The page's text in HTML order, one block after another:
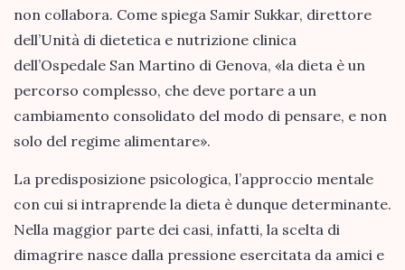
non collabora. Come spiega Samir Sukkar, direttore
dell’Unità di dietetica e nutrizione clinica
dell’Ospedale San Martino di Genova, «la dieta è un
percorso complesso, che deve portare a un
cambiamento consolidato del modo di pensare, e non
solo del regime alimentare».
La predisposizione psicologica, l’approccio mentale
con cui si intraprende la dieta è dunque determinante.
Nella maggior parte dei casi, infatti, la scelta di
dimagrire nasce dalla pressione esercitata da amici e